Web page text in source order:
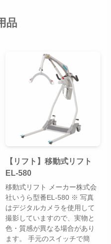
品
【リフト】移動式リフト
EL-580
移動式リフト メーカー株式会
社いうら型番EL-580 ※ 写真
はデジタルカメラを使用して
撮影していますので、実物と
色・質感が異なる場合があり
ます。 手元のスイッチで簡